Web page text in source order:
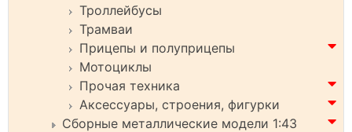
Троллейбусы
Трамваи
Прицепы и полуприцепы
Мотоциклы
Прочая техника
Аксессуары, строения, фигурки
Сборные металлические модели 1:43